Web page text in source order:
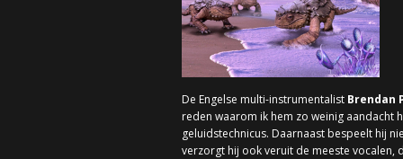
De Engelse multi-instrumentalist Brendan
reden waarom ik hem zo weinig aandacht
geluidstechnicus. Daarnaast bespeelt hij
verzorgt hij ook veruit de meeste vocalen,